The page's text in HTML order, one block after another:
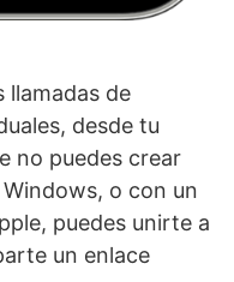
llamadas de
desde tu
no puedes crear
o con un
puedes unirte a
un enlace